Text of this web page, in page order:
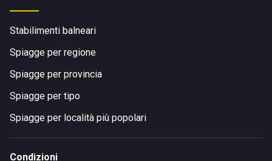
Stabilimenti balneari
Spiagge per regione
Spiagge per provincia
Spiagge per tipo
Spiagge per località più popolari
Condizioni